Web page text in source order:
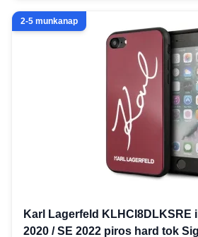
2-5 munkanap
Karl Lagerfeld KLHCI8DLKSRE
2020 / SE 2022 piros hard tok